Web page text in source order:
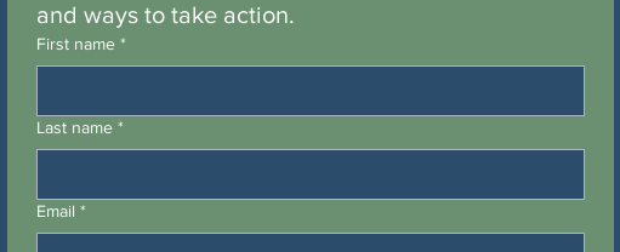
and ways to take action.
First name *
Last name *
Email *